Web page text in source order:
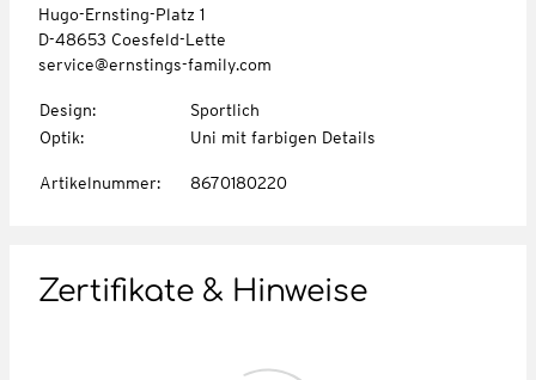
Hugo-Ernsting-Platz 1
D-48653 Coesfeld-Lette
service@ernstings-family.com
Design:
Sportlich
Optik: Uni mit farbigen Details
Artikelnummer: 8670180220
Zertifikate & Hinweise